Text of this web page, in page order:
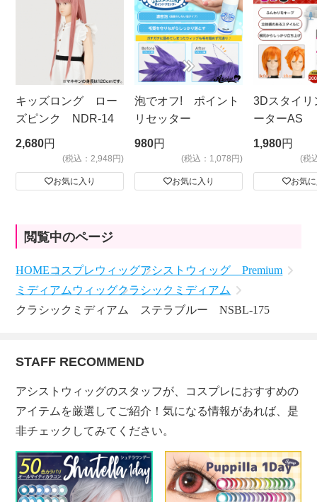
キッズロング ロー
ズピンク NDR-14
2,680円
(税込：2,948円)
お気に入り
泡でオフ! ポイント
リセッター
980円
(税込：1,078円)
お気に入り
3Dスタイリ
ーターAS
ビッグサイ
1,980円
(税
お気
閲覧中のページ
HOMEコスプレウィッグアシストウィッグ Premium
ミディアムウィッグクラシックミディアム
クラシックミディアム ステラブルー NSBL-175
STAFF RECOMMEND
アシストウィッグのスタッフが、コスプレにおすすめの
アイテムを厳選してご紹介！気になる情報があれば、是
非チェックしてみてください。